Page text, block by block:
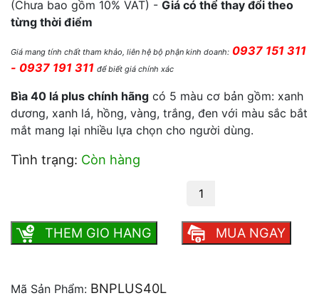
(Chưa bao gồm 10% VAT) - Giá có thể thay đổi theo
từng thời điểm
Giá mang tính chất tham khảo, liên hệ bộ phận kinh doanh: 0937 151 311
- 0937 191 311 để biết giá chính xác
Bìa 40 lá plus chính hãng có 5 màu cơ bản gồm: xanh
dương, xanh lá, hồng, vàng, trắng, đen với màu sắc bắt
mắt mang lại nhiều lựa chọn cho người dùng.
Tình trạng: Còn hàng
THEM GIO HANG MUA NGAY
Mã Sản Phẩm: BNPLUS40L